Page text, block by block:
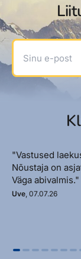
Sinu e-post
"Vastused
Nõustaja on
Väga abivalmis."
Uve, 07.07.26